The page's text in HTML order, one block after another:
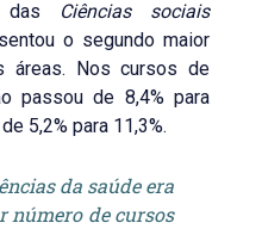
das Ciências sociais
o segundo maior
áreas. Nos cursos de
passou de 8,4% para
5,2% para 11,3%.
da saúde era
número de cursos